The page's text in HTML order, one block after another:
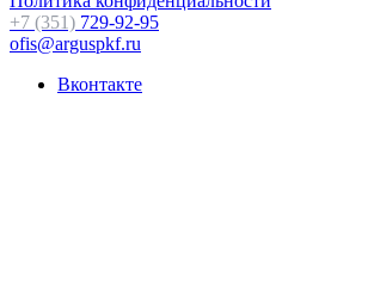
+7 (351) 729-92-95
ofis@arguspkf.ru
Вконтакте